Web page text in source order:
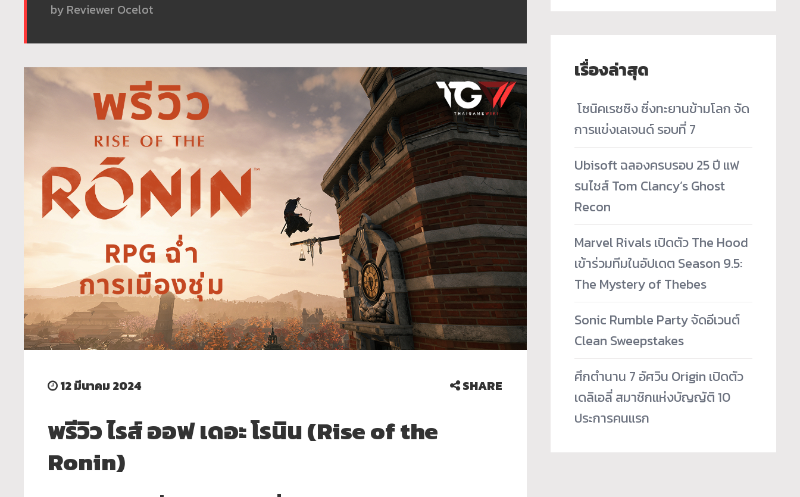
by Reviewer Ocelot
12 มีนาคม 2024 SHARE
พรีวิว ไรส์ ออฟ เดอะ โรนิน (Rise of the
Ronin)
เรื่องล่าสุด
­ โซนิคเรซซิง ซิ่งทะยานข้ามโลก จัด
การแข่งเลเจนด์ รอบที่ 7
Ubisoft ฉลองครบรอบ 25 ปี แฟ
รนไชส์ Tom Clancy’s Ghost
Recon
Marvel Rivals เปิดตัว The Hood
เข้าร่วมทีมในอัปเดต Season 9.5:
The Mystery of Thebes
Sonic Rumble Party จัดอีเวนต์
Clean Sweepstakes
ศึกตำนาน 7 อัศวิน Origin เปิดตัว
เดลิเอลี่ สมาชิกแห่งบัญญัติ 10
ประการคนแรก